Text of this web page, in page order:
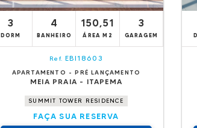
3
DORM
4
BANHEIRO
150,51
ÁREA M2
3
GARAGEM
Ref. EBI18603
APARTAMENTO - PRÉ LANÇAMENTO
MEIA PRAIA - ITAPEMA
SUMMIT TOWER RESIDENCE
FAÇA SUA RESERVA